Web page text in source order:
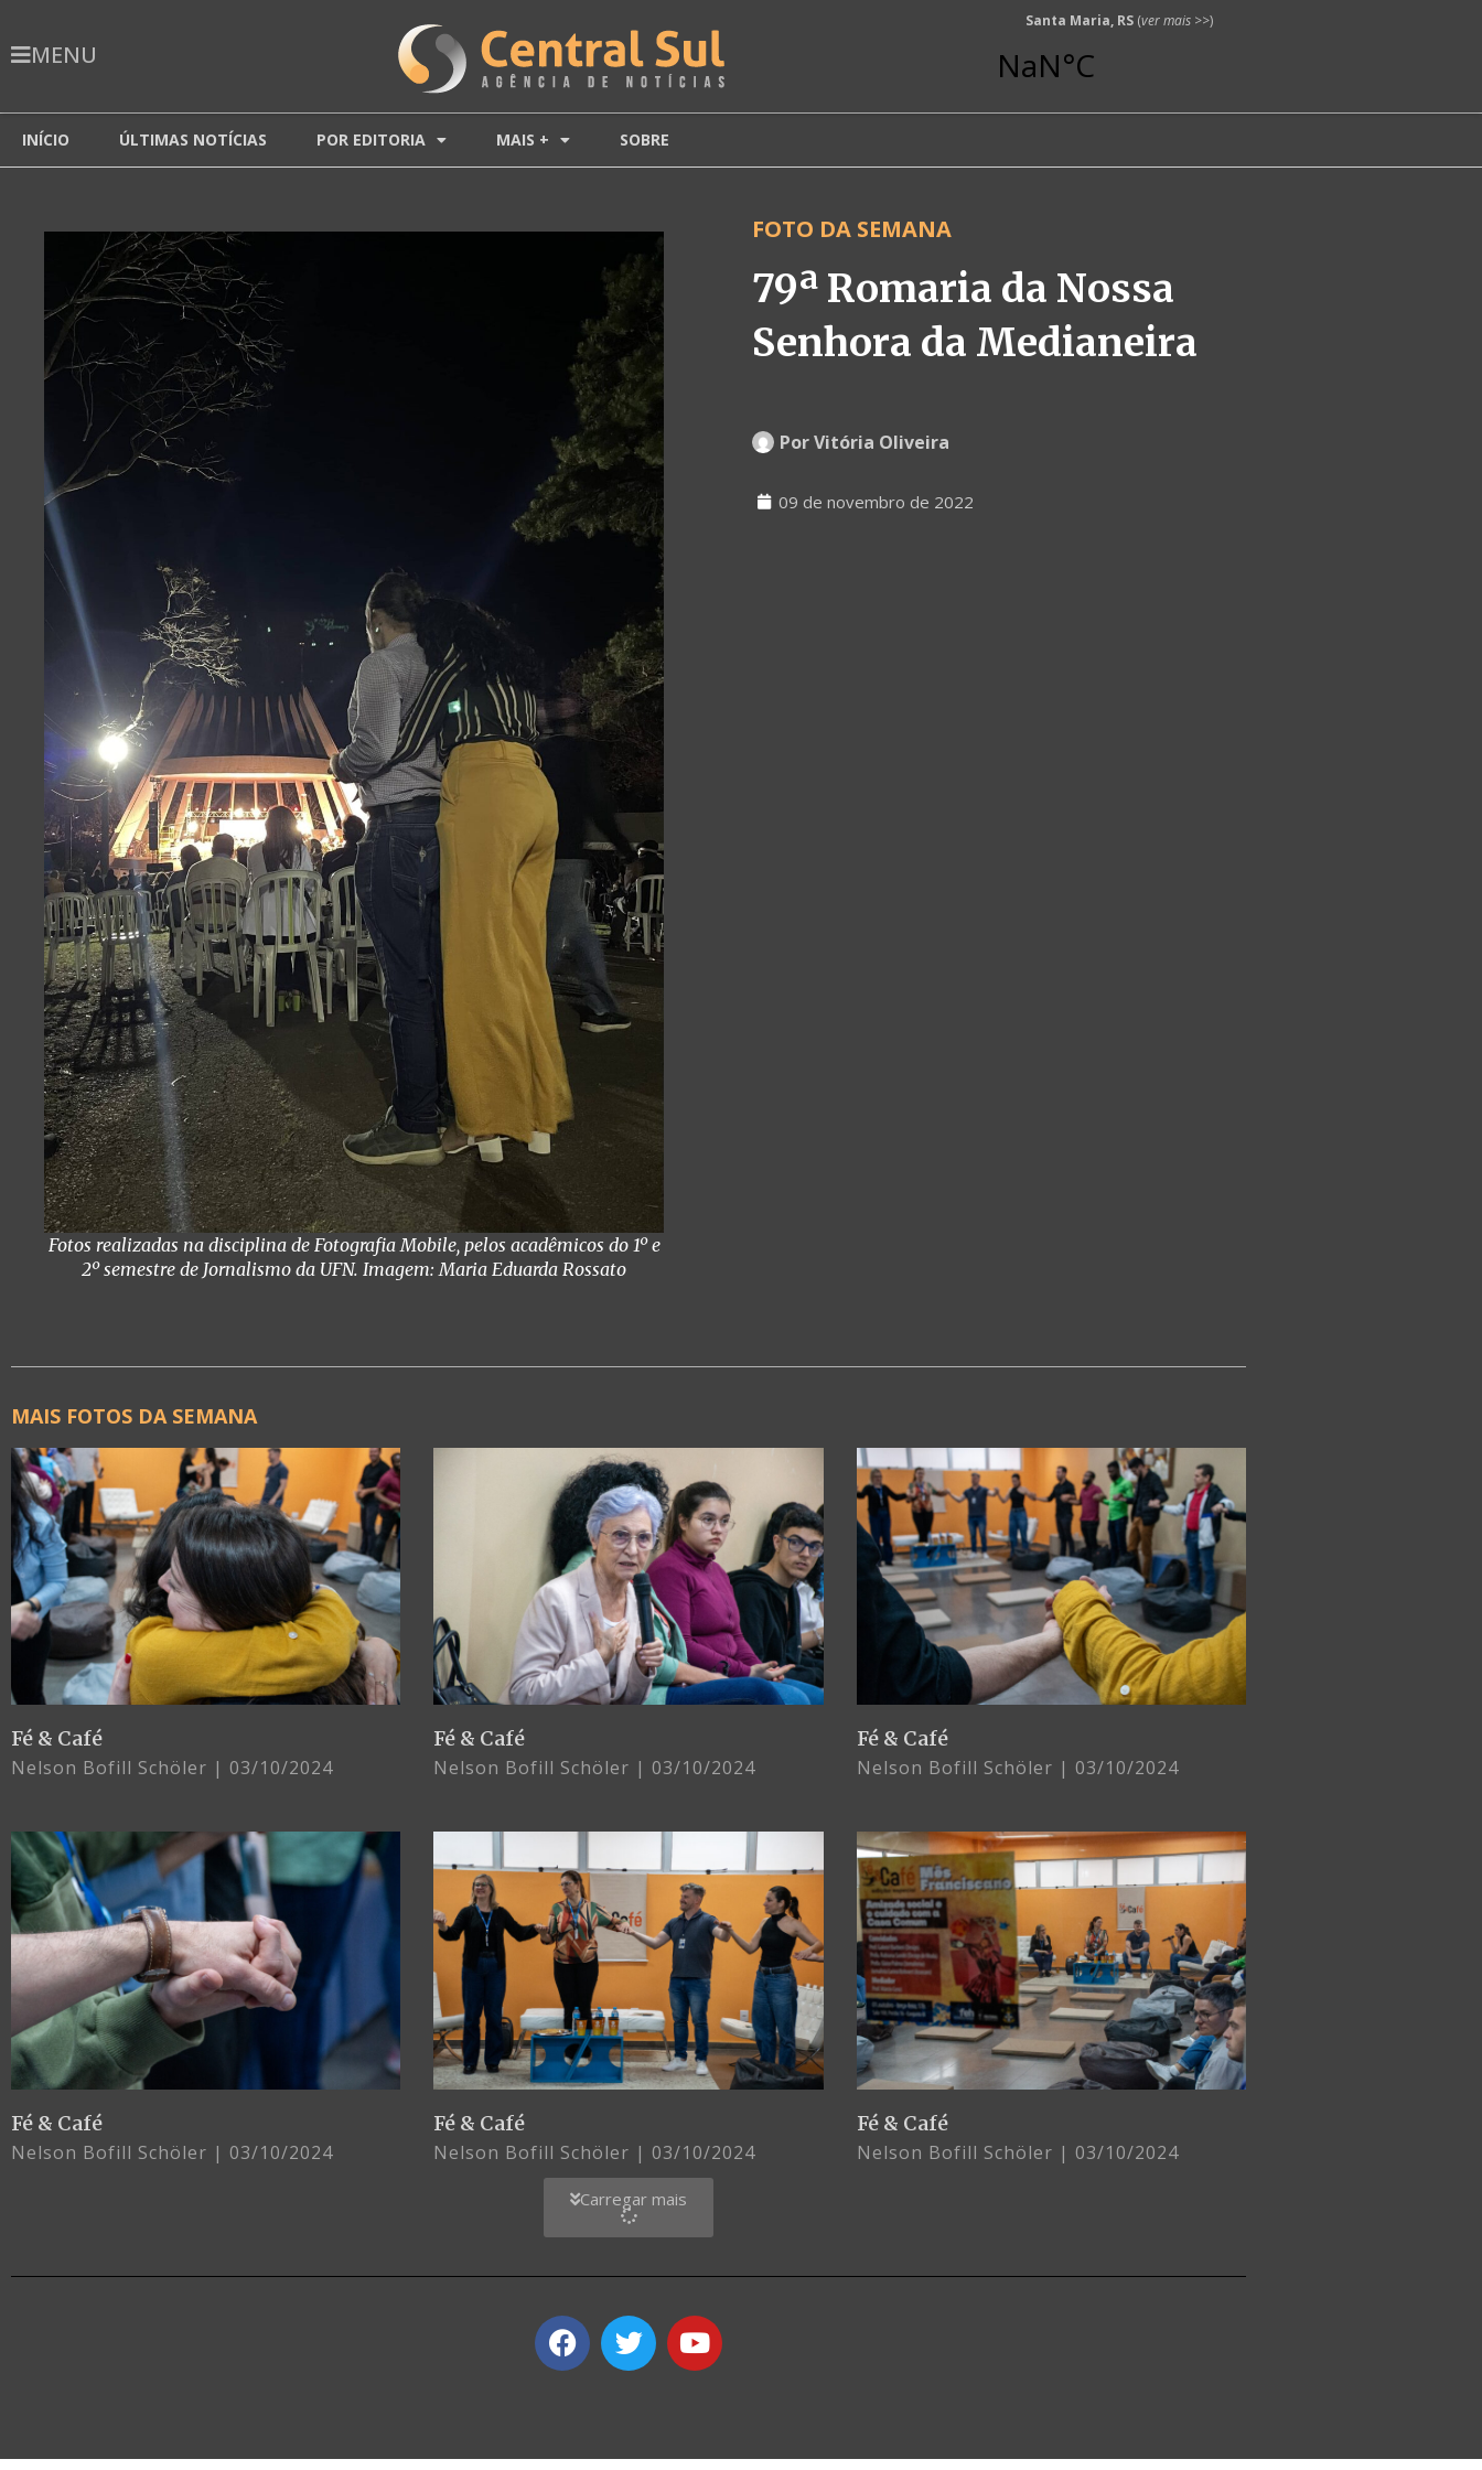
MENU
Santa Maria, RS (ver mais >>)
INÍCIO ÚLTIMAS NOTÍCIAS POR EDITORIA MAIS + SOBRE
Fotos realizadas na disciplina de Fotografia Mobile, pelos acadêmicos do 1º e
2º semestre de Jornalismo da UFN. Imagem: Maria Eduarda Rossato
FOTO DA SEMANA
79ª Romaria da Nossa
Senhora da Medianeira
PorVitória Oliveira
09 de novembro de 2022
MAIS FOTOS DA SEMANA
Fé & Café
Nelson Bofill Schöler 03/10/2024
Fé & Café
Nelson Bofill Schöler 03/10/2024
Fé & Café
Nelson Bofill Schöler 03/10/2024
Fé & Café
Nelson Bofill Schöler 03/10/2024
Fé & Café
Nelson Bofill Schöler 03/10/2024
Fé & Café
Nelson Bofill Schöler 03/10/2024
Carregar mais